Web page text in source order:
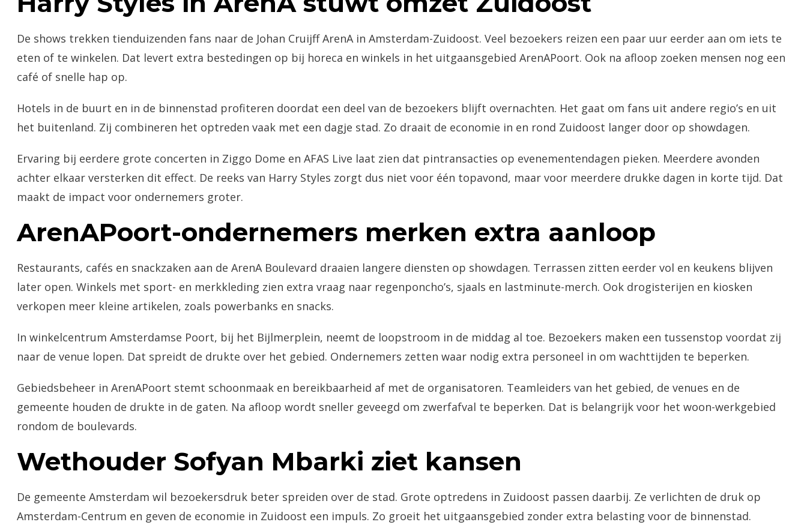
De shows trekken tienduizenden fans naar de Johan Cruijff ArenA in Amsterdam-Zuidoost. Veel bezoekers reizen een paar uur eerder aan om iets te
eten of te winkelen. Dat levert extra bestedingen op bij horeca en winkels in het uitgaansgebied ArenAPoort. Ook na afloop zoeken mensen nog een
café of snelle hap op.
Hotels in de buurt en in de binnenstad profiteren doordat een deel van de bezoekers blijft overnachten. Het gaat om fans uit andere regio’s en uit
het buitenland. Zij combineren het optreden vaak met een dagje stad. Zo draait de economie in en rond Zuidoost langer door op showdagen.
Ervaring bij eerdere grote concerten in Ziggo Dome en AFAS Live laat zien dat pintransacties op evenementendagen pieken. Meerdere avonden
achter elkaar versterken dit effect. De reeks van Harry Styles zorgt dus niet voor één topavond, maar voor meerdere drukke dagen in korte tijd. Dat
maakt de impact voor ondernemers groter.
ArenAPoort-ondernemers merken extra aanloop
Restaurants, cafés en snackzaken aan de ArenA Boulevard draaien langere diensten op showdagen. Terrassen zitten eerder vol en keukens blijven
later open. Winkels met sport- en merkkleding zien extra vraag naar regenponcho’s, sjaals en lastminute-merch. Ook drogisterijen en kiosken
verkopen meer kleine artikelen, zoals powerbanks en snacks.
In winkelcentrum Amsterdamse Poort, bij het Bijlmerplein, neemt de loopstroom in de middag al toe. Bezoekers maken een tussenstop voordat zij
naar de venue lopen. Dat spreidt de drukte over het gebied. Ondernemers zetten waar nodig extra personeel in om wachttijden te beperken.
Gebiedsbeheer in ArenAPoort stemt schoonmaak en bereikbaarheid af met de organisatoren. Teamleiders van het gebied, de venues en de
gemeente houden de drukte in de gaten. Na afloop wordt sneller geveegd om zwerfafval te beperken. Dat is belangrijk voor het woon-werkgebied
rondom de boulevards.
Wethouder Sofyan Mbarki ziet kansen
De gemeente Amsterdam wil bezoekersdruk beter spreiden over de stad. Grote optredens in Zuidoost passen daarbij. Ze verlichten de druk op
Amsterdam-Centrum en geven de economie in Zuidoost een impuls. Zo groeit het uitgaansgebied zonder extra belasting voor de binnenstad.